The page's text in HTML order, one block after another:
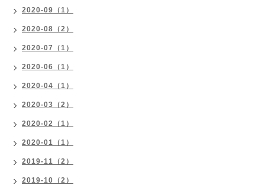
2020-09（1）
2020-08（2）
2020-07（1）
2020-06（1）
2020-04（1）
2020-03（2）
2020-02（1）
2020-01（1）
2019-11（2）
2019-10（2）